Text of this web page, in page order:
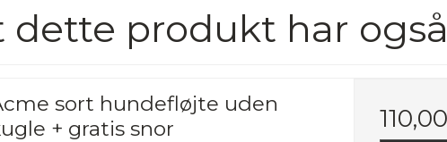
dette produkt har
sort hundefløjte uden
+ gratis snor